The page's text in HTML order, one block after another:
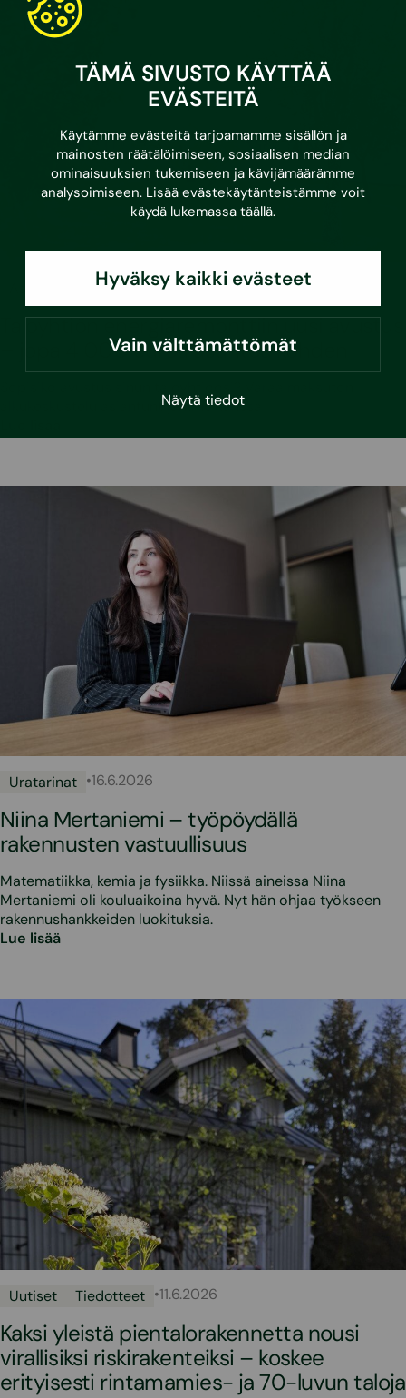
TÄMÄ SIVUSTO KÄYTTÄÄ
EVÄSTEITÄ
Käytämme evästeitä tarjoamamme sisällön ja
mainosten räätälöimiseen, sosiaalisen median
ominaisuuksien tukemiseen ja kävijämäärämme
analysoimiseen. Lisää evästekäytänteistämme voit
käydä lukemassa täällä.
Hyväksy kaikki evästeet
Vain välttämättömät
Näytä tiedot
•17.6.2026
Taloyhtiön energiaremonttiin uusi avustus
– jopa 4 000 euroa asuntoa kohden
alkukeskustelu asiantuntijamme kanssa!
Uratarinat •16.6.2026
Niina Mertaniemi – työpöydällä
rakennusten vastuullisuus
Matematiikka, kemia ja fysiikka. Niissä aineissa Niina
Mertaniemi oli kouluaikoina hyvä. Nyt hän ohjaa työkseen
rakennushankkeiden luokituksia.
Lue lisää
Uutiset Tiedotteet •11.6.2026
Kaksi yleistä pientalorakennetta nousi
virallisiksi riskirakenteiksi – koskee
erityisesti rintamamies- ja 70-luvun taloja